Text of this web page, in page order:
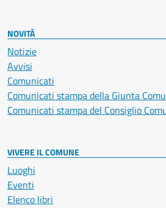
NOVITÀ
Notizie
Avvisi
Comunicati
Comunicati stampa della Giunta
Comunicati stampa del Consiglio
VIVERE IL COMUNE
Luoghi
Eventi
Elenco libri